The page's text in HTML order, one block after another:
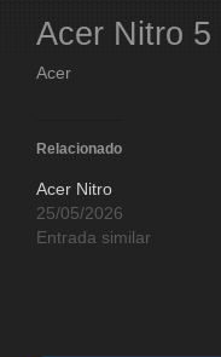
Acer Nitro 5
Acer
Relacionado
Acer Nitro
25/05/2026
Entrada similar